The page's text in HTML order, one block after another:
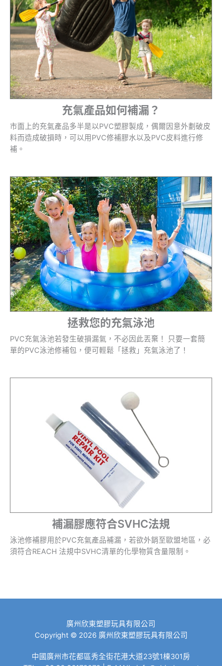
充氣產品如何補漏？
市面上的充氣產品多半是以PVC塑膠製成，偶爾因意外劃破皮
料而造成破損時，可以用PVC修補膠水以及PVC皮料進行修
補。
拯救您的充氣泳池
PVC充氣泳池若發生破損漏氣，不必因此丟棄！ 只要一套簡
單的PVC泳池修補包，便可輕鬆「拯救」充氣泳池了！
補漏膠應符合SVHC法規
泳池修補膠用於PVC充氣產品補漏，若欲外銷至歐盟地區，必
須符合REACH 法規中SVHC清單的化學物質含量限制。
廣州欣東塑膠玩具有限公司
Copyright © 2026 廣州欣東塑膠玩具有限公司
中國廣州市花都區秀全街花港大道23號1棟301房